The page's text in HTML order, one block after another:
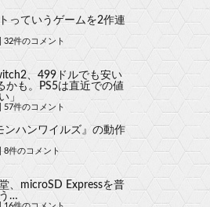
っていうゲームを2作連
32件のコメント
、499ドルでも安い
かも。PS5は直近での値
」
57件のコメント
ンハンワイルズ』の動作
8件のコメント
、microSD Expressを普
…